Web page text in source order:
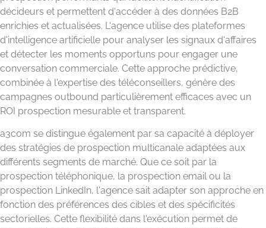
décideurs et permettent d'accéder à des données B2B
enrichies et actualisées. L'agence utilise des plateformes
d'intelligence artificielle pour analyser les signaux d'affaires
et détecter les moments opportuns pour engager une
conversation commerciale. Cette approche prédictive,
combinée à l'expertise des téléconseillers, génère des
campagnes outbound particulièrement efficaces avec un
ROI prospection mesurable et transparent.
a3com se distingue également par sa capacité à déployer
des stratégies de prospection multicanale adaptées aux
différents segments de marché. Que ce soit par la
prospection téléphonique, la prospection email ou la
prospection LinkedIn, l'agence sait adapter son approche en
fonction des préférences des cibles et des spécificités
sectorielles. Cette flexibilité dans l'exécution permet de